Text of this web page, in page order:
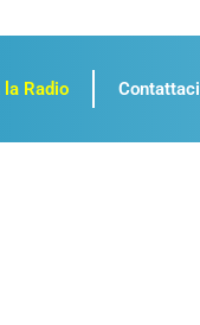
Radio Contattaci